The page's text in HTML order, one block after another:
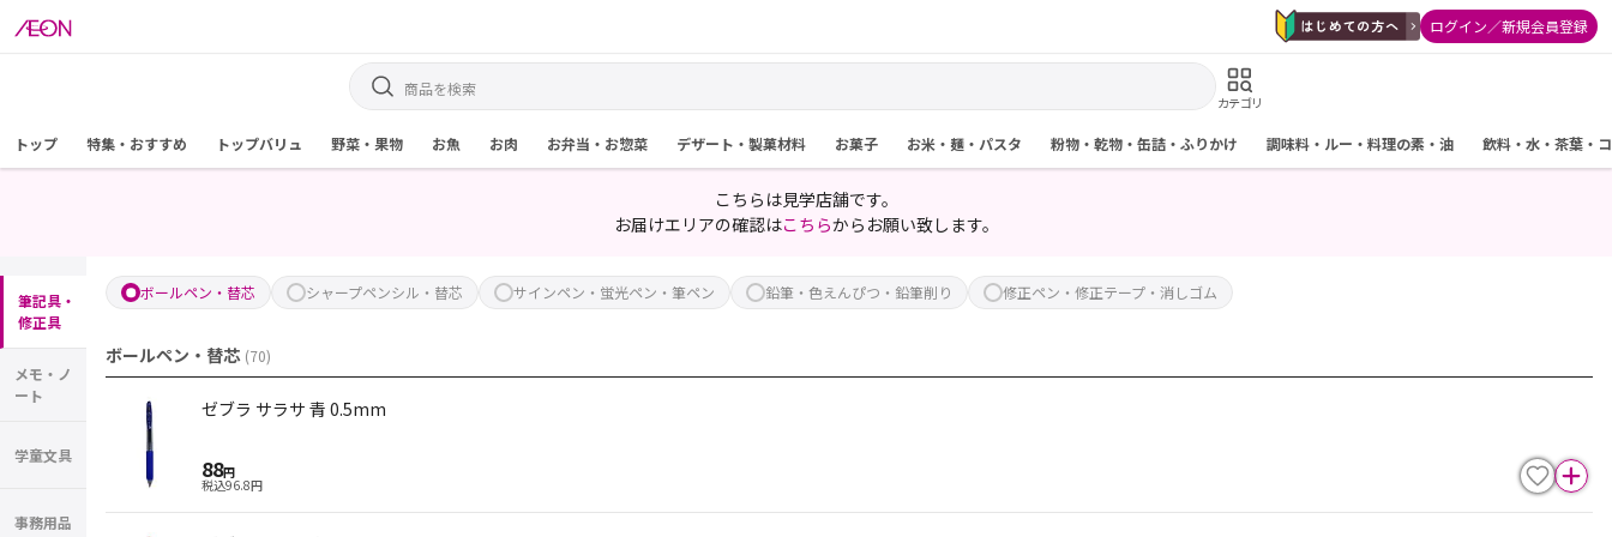
ログイン／新規会員登録
カテゴリ
トップ 特集・おすすめ トップバリュ 野菜・果物 お魚 お肉 お弁当・お惣菜 デザート・製菓材料 お菓子 お米・麺・パスタ 粉物・乾物・缶詰・ふりかけ 調味料・ルー・料理の素・油 飲料・水・茶葉・
こちらは見学店舗です。
お届けエリアの確認はこちらからお願い致します。
筆記具・
修正具
メモ・ノ
ート
学童文具
事務用品
ボールペン・替芯 シャープペンシル・替芯 サインペン・蛍光ペン・筆ペン 鉛筆・色えんぴつ・鉛筆削り 修正ペン・修正テープ・消しゴム
ボールペン・替芯 (70)
ゼブラ サラサ 青 0.5mm
88円
税込96.8円